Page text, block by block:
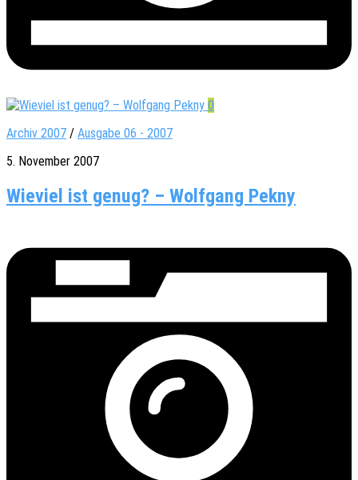
0
Archiv 2007 / Ausgabe 06 - 2007
5. November 2007
Wieviel ist genug? – Wolfgang Pekny